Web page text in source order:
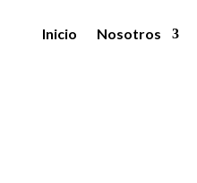
Inicio Nosotros